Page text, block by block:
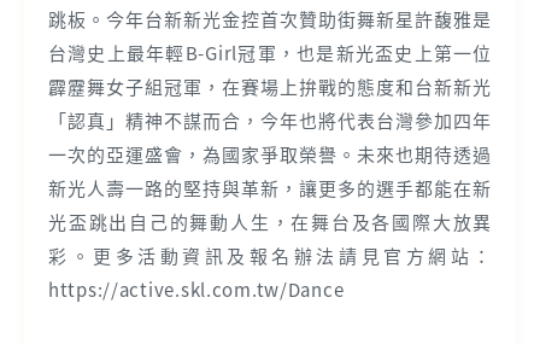
跳板。今年台新新光金控首次贊助街舞新星許馥雅是
台灣史上最年輕B-Girl冠軍，也是新光盃史上第一位
霹靂舞女子組冠軍，在賽場上拚戰的態度和台新新光
「認真」精神不謀而合，今年也將代表台灣參加四年
一次的亞運盛會，為國家爭取榮譽。未來也期待透過
新光人壽一路的堅持與革新，讓更多的選手都能在新
光盃跳出自己的舞動人生，在舞台及各國際大放異
彩。更多活動資訊及報名辦法請見官方網站：
https://active.skl.com.tw/Dance